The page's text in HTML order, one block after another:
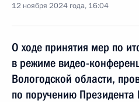
12 ноября 2024 года, 16:04
О ходе принятия мер по
в режиме видео-
Вологодской области,
по поручению